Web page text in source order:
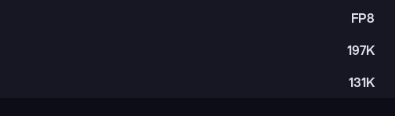
FP8
197K
131K